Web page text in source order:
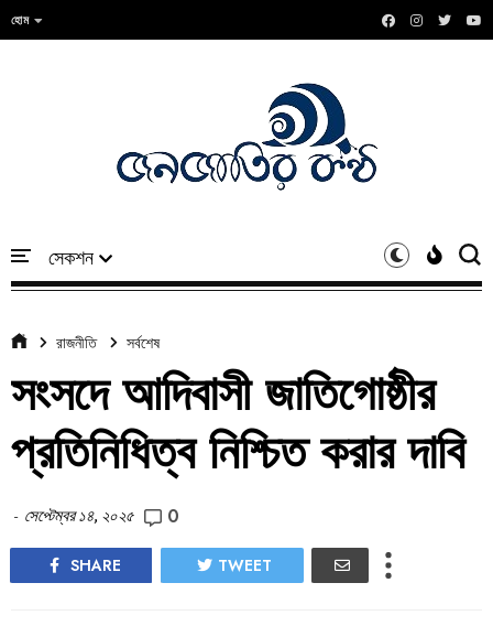
হোম
রাজনীতি সর্বশেষ
সংসদে আদিবাসী জাতিগোষ্ঠীর
প্রতিনিধিত্ব নিশ্চিত করার দাবি
- সেপ্টেম্বর ১৪, ২০২৫ 0
SHARE TWEET